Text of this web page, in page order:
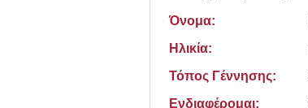
Όνομα:
Ηλικία:
Τόπος Γέννησης:
Ενδιαφέρομαι: